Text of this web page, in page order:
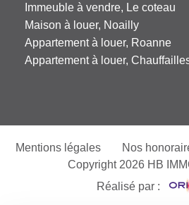
Immeuble à vendre, Le coteau
Maison à louer, Noailly
Appartement à louer, Roanne
Appartement à louer,
Mentions légales Nos
Copyright 2026 HB
Réalisé par :